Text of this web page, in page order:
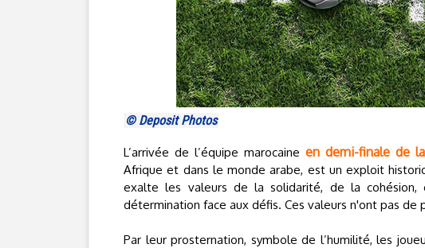
© Deposit Photos
L’arrivée de l’équipe marocaine en demi-finale de
Afrique et dans le monde arabe, est un exploit
exalte les valeurs de la solidarité, de la
détermination face aux défis. Ces valeurs n'ont pas
Par leur prosternation, symbole de l’humilité, les